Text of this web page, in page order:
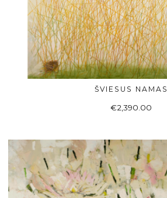
Į KREPŠELĮ
ŠVIESUS NAMAS
€2,390.00